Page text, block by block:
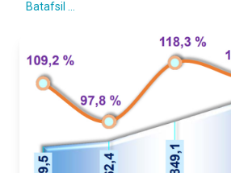
Batafsil ...